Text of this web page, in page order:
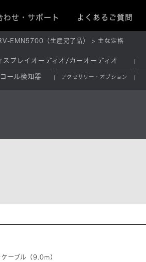
わせ・サポート よくあるご質問
EMN5700（生産完了品） 主な定格
スプレイオーディオ/カーオーディオ
ール検知器 アクセサリー・オプション
ーブル（9.0m）